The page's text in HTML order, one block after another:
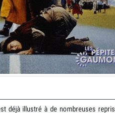
déjà illustré à de nombreuses